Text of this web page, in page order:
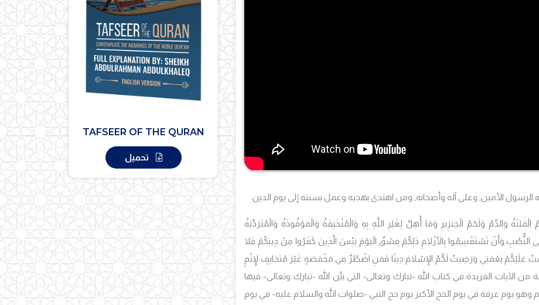
الرسول الأمين, وعلى آله وأصحابه, ومن اهتدى بهديه وعمل بسنته إلى يوم الدين.
وَالدَّمُ وَلَحْمُ الْخِنزِيرِ وَمَا أُهِلَّ لِغَيْرِ اللَّهِ بِهِ وَالْمُنْخَنِقَةُ وَالْمَوْقُوذَةُ وَالْمُتَرَدِّيَةُ
النُّصُبِ وَأَنْ تَسْتَقْسِمُوا بِالأَزْلامِ ذَلِكُمْ فِسْقٌ الْيَوْمَ يَئِسَ الَّذِينَ كَفَرُوا مِنْ دِينِكُمْ فَلا
عَلَيْكُمْ نِعْمَتِي وَرَضِيتُ لَكُمُ الإِسْلامَ دِينًا فَمَنِ اضْطُرَّ فِي مَخْمَصَةٍ غَيْرَ مُتَجَانِفٍ لِإِثْمٍ
من الآيات الفريدة في كتاب الله -تبارك وتعالى- التي بيَّن الله -تبارك وتعالى- فيها
يوم عرفة في يوم الحج الأكبر يوم حج النبي -صلوات الله والسلام عليه- في يوم
TAFSEER OF THE QURAN
تحميل